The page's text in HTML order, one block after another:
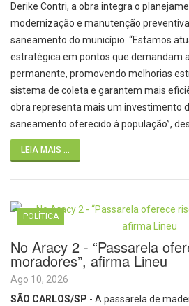
Derike Contri, a obra integra o
modernização e manutenção
saneamento do município. “Estamos
estratégica em pontos que demandam
permanente, promovendo melhorias
sistema de coleta e garantem mais
obra representa mais um investimento
saneamento oferecido à população”,
LEIA MAIS ...
POLÍTICA
No Aracy 2 - “Passarela
moradores”, afirma Lineu
Ago 10, 2026
SÃO CARLOS/SP - A passarela de